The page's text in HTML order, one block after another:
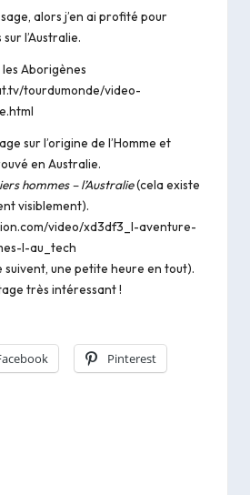
alors j’en ai profité pour
l’Australie.
Aborigènes
tourdumonde/video-
sur l’origine de l’Homme et
en Australie.
hommes – l’Australie(cela existe
visiblement).
video/xd3df3_l-aventure-
l-au_tech
suivent, une petite heure en tout).
très intéressant !
Pinterest